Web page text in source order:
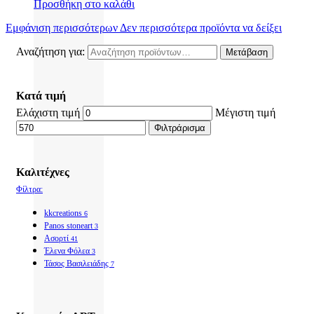
Προσθήκη στο καλάθι
Εμφάνιση περισσότερων Δεν περισσότερα προϊόντα να δείξει
Αναζήτηση για:
Μετάβαση
Κατά τιμή
Ελάχιστη τιμή
Μέγιστη τιμή
Φιλτράρισμα
Καλιτέχνες
Φίλτρα:
kkcreations 6
Panos stoneart 3
Ασορτί 41
Έλενα Φόλεα 3
Τάσος Βασιλειάδης 7